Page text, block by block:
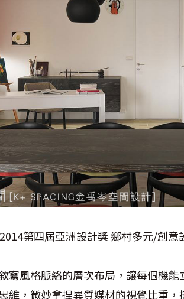
第四屆亞洲設計獎 鄉村多元/創
寫風格脈絡的層次布局，讓每個機
維，微妙拿捏異質媒材的視覺比重